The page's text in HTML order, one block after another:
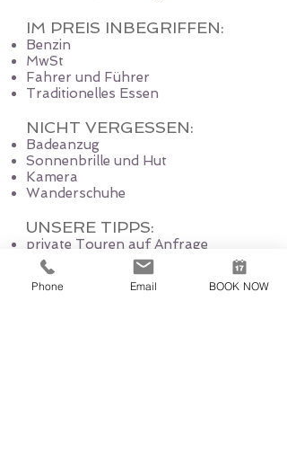
IM PREIS INBEGRIFFEN:
Benzin
MwSt
Fahrer und Führer
Traditionelles Essen
NICHT VERGESSEN:
Badeanzug
Sonnenbrille und Hut
Kamera
Wanderschuhe
UNSERE TIPPS:
private Touren auf Anfrage
Der Preis ist inklusive Abholkosten
aus Agia Pelagia
Senden Sie uns eine Nachricht um
Phone Email BOOK NOW